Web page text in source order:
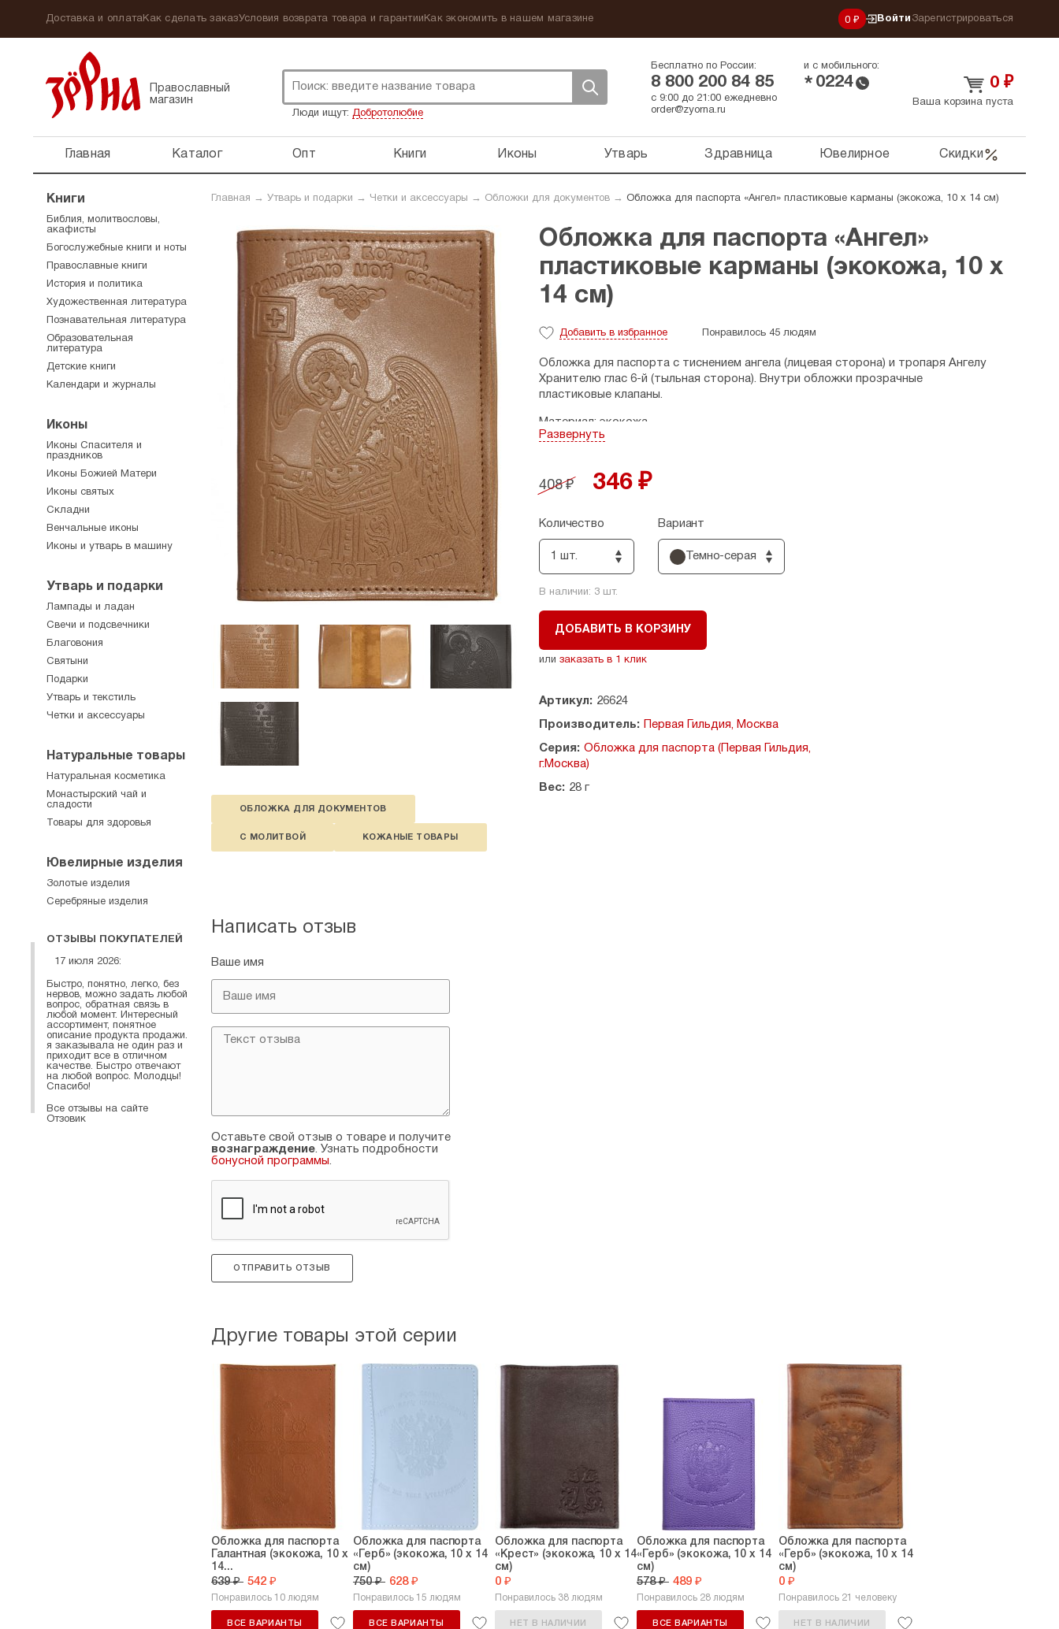
Доставка и оплатаКак сделать заказУсловия возврата товара и гарантии Как экономить в нашем магазине 0 ₽ Войти Зарегистрироваться
Православный
магазин
Люди ищут: Добротолюбие
Бесплатно по России:
8 800 200 84 85
и с мобильного:
* 0224
с 9:00 до 21:00 ежедневно
order@zyorna.ru
0 ₽
Ваша корзина пуста
Главная Каталог Опт Книги Иконы Утварь Здравница Ювелирное Скидки
Главная → Утварь и подарки → Четки и аксессуары → Обложки для документов → Обложка для паспорта «Ангел» пластиковые карманы (экокожа, 10 х 14 см)
ОБЛОЖКА ДЛЯ ДОКУМЕНТОВ
С МОЛИТВОЙ КОЖАНЫЕ ТОВАРЫ
Обложка для паспорта «Ангел»
пластиковые карманы (экокожа, 10 х
14 см)
Добавить в избранное Понравилось 45 людям
Обложка для паспорта с тиснением ангела (лицевая сторона) и тропаря Ангелу
Хранителю глас 6-й (тыльная сторона). Внутри обложки прозрачные
пластиковые клапаны.
Материал: экокожа.
Страна производитель: Россия.
Развернуть
408 ₽ 346 ₽
Количество
1 шт.
В наличии: 3шт.
Вариант
Темно-серая
ДОБАВИТЬ В КОРЗИНУ
или заказать в 1 клик
Артикул: 26624
Производитель: Первая Гильдия, Москва
Серия: Обложка для паспорта (Первая Гильдия,
г.Москва)
Вес: 28 г
Написать отзыв
Ваше имя
Оставьте свой отзыв о товаре и получите
вознаграждение. Узнать подробности
бонусной программы.
ОТПРАВИТЬ ОТЗЫВ
Другие товары этой серии
Обложка для паспорта
Галантная (экокожа, 10 х
14...
639 ₽ 542 ₽
Понравилось 10 людям
ВСЕ ВАРИАНТЫ
Обложка для паспорта
«Герб» (экокожа, 10 х 14
см)
750 ₽ 628 ₽
Понравилось 15 людям
ВСЕ ВАРИАНТЫ
Обложка для паспорта
«Крест» (экокожа, 10 х 14
см)
0 ₽
Понравилось 38 людям
НЕТ В НАЛИЧИИ
Обложка для паспорта
«Герб» (экокожа, 10 х 14
см)
578 ₽ 489 ₽
Понравилось 28 людям
ВСЕ ВАРИАНТЫ
Обложка для паспорта
«Герб» (экокожа, 10 х 14
см)
0 ₽
Понравилось 21 человеку
НЕТ В НАЛИЧИИ
Книги
Библия, молитвословы,
акафисты
Богослужебные книги и ноты
Православные книги
История и политика
Художественная литература
Познавательная литература
Образовательная
литература
Детские книги
Календари и журналы
Иконы
Иконы Спасителя и
праздников
Иконы Божией Матери
Иконы святых
Складни
Венчальные иконы
Иконы и утварь в машину
Утварь и подарки
Лампады и ладан
Свечи и подсвечники
Благовония
Святыни
Подарки
Утварь и текстиль
Четки и аксессуары
Натуральные товары
Натуральная косметика
Монастырский чай и
сладости
Товары для здоровья
Ювелирные изделия
Золотые изделия
Серебряные изделия
ОТЗЫВЫ ПОКУПАТЕЛЕЙ
17 июля 2026:
Быстро, понятно, легко, без
нервов, можно задать любой
вопрос, обратная связь в
любой момент. Интересный
ассортимент, понятное
описание продукта продажи.
я заказывала не один раз и
приходит все в отличном
качестве. Быстро отвечают
на любой вопрос. Молодцы!
Спасибо!
Все отзывы на сайте
Отзовик